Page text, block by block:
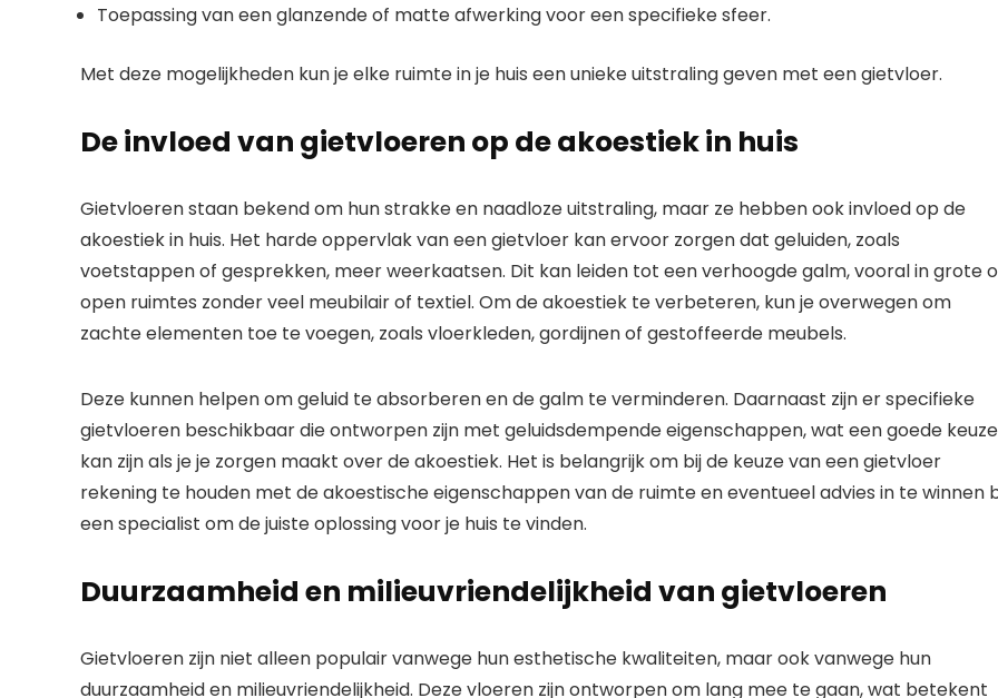
Toepassing van een glanzende of matte afwerking voor een specifieke sfeer.
Met deze mogelijkheden kun je elke ruimte in je huis een unieke uitstraling geven met een gietvloer.
De invloed van gietvloeren op de akoestiek in huis
Gietvloeren staan bekend om hun strakke en naadloze uitstraling, maar ze hebben ook invloed op de
akoestiek in huis. Het harde oppervlak van een gietvloer kan ervoor zorgen dat geluiden, zoals
voetstappen of gesprekken, meer weerkaatsen. Dit kan leiden tot een verhoogde galm, vooral in grote
open ruimtes zonder veel meubilair of textiel. Om de akoestiek te verbeteren, kun je overwegen om
zachte elementen toe te voegen, zoals vloerkleden, gordijnen of gestoffeerde meubels.
Deze kunnen helpen om geluid te absorberen en de galm te verminderen. Daarnaast zijn er specifieke
gietvloeren beschikbaar die ontworpen zijn met geluidsdempende eigenschappen, wat een goede keuze
kan zijn als je je zorgen maakt over de akoestiek. Het is belangrijk om bij de keuze van een gietvloer
rekening te houden met de akoestische eigenschappen van de ruimte en eventueel advies in te winnen
een specialist om de juiste oplossing voor je huis te vinden.
Duurzaamheid en milieuvriendelijkheid van gietvloeren
Gietvloeren zijn niet alleen populair vanwege hun esthetische kwaliteiten, maar ook vanwege hun
duurzaamheid en milieuvriendelijkheid. Deze vloeren zijn ontworpen om lang mee te gaan, wat betekent